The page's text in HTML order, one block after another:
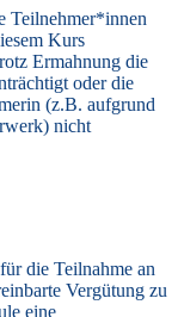
Teilnehmer*innen
Kurs
Ermahnung die
oder die
(z.B. aufgrund
nicht
die Teilnahme an
Vergütung zu
eine